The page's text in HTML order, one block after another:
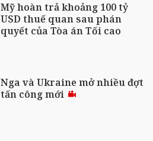
Mỹ hoàn trả khoảng 100 tỷ
USD thuế quan sau phán
quyết của Tòa án Tối cao
Nga và Ukraine mở nhiều đợt
tấn công mới